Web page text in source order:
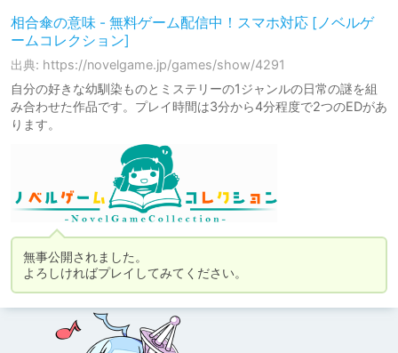
相合傘の意味 - 無料ゲーム配信中！スマホ対応 [ノベルゲ
ームコレクション]
出典: https://novelgame.jp/games/show/4291
自分の好きな幼馴染ものとミステリーの1ジャンルの日常の謎を組
み合わせた作品です。プレイ時間は3分から4分程度で2つのEDがあ
ります。
無事公開されました。
よろしければプレイしてみてください。